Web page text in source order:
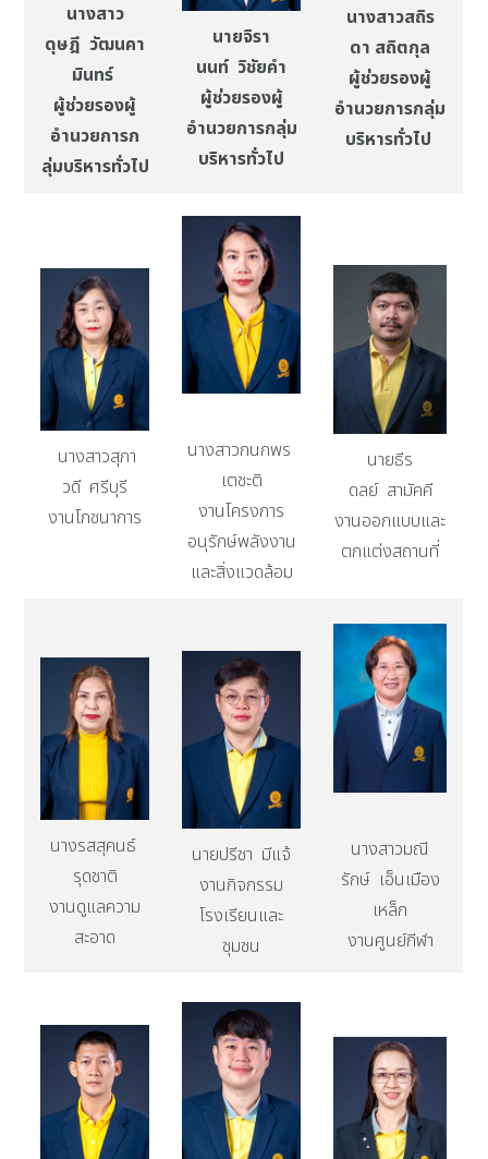
นางสาว
ดุษฎี วัฒนคา
มินทร์
ผู้ช่วยรองผู้
อำนวยการก
ลุ่มบริหารทั่วไป
นายจิรา
นนท์ วิชัยคำ
ผู้ช่วยรองผู้
อำนวยการกลุ่ม
บริหารทั่วไป
นางสาวสถิร
ดา สถิตกุล
ผู้ช่วยรองผู้
อำนวยการกลุ่ม
บริหารทั่วไป
นางสาวสุภา
วดี ศรีบุรี
งานโภชนาการ
นางสาวกนกพร
เตชะติ
งานโครงการ
อนุรักษ์พลังงาน
และสิ่งแวดล้อม
นายธีร
ดลย์ สามัคคี
งานออกแบบและ
ตกแต่งสถานที่
นางรสสุคนธ์
รุดชาติ
งานดูแลความ
สะอาด
นายปรีชา มีแจ้
งานกิจกรรม
โรงเรียนและ
ชุมชน
นางสาวมณี
รักษ์ เอ็นเมือง
เหล็ก
งานศูนย์กีฬา